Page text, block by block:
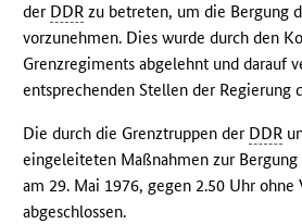
der DDR zu betreten, um die Bergung
vorzunehmen. Dies wurde durch den
Grenzregiments abgelehnt und darauf
entsprechenden Stellen der Regierung
Die durch die Grenztruppen der DDR
eingeleiteten Maßnahmen zur
am 29. Mai 1976, gegen 2.50 Uhr ohne
abgeschlossen.